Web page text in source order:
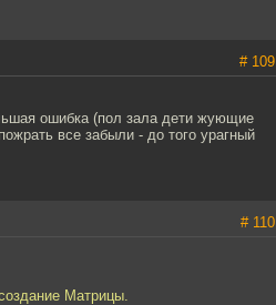
# 109
ошибка (пол зала дети жующие
все забыли - до того урагный
# 110
Матрицы.